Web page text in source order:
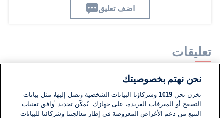
اضف تعليق
تعليقات
لا توجد تعليقات مكتوبة حتى الآن. كن الأول!
اكتب تعليقًا جديدًا ...
نحن نهتم بخصوصيتك
نخزن نحن1019 وشركاؤنا البيانات الشخصية ونصل إليها، مثل بيانات
التصفح أو المعرفات الفريدة، على جهازك. يُمكّن تحديد أوافق تقنيات
التتبع من دعم الأغراض المعروضة في إطار معالجتنا وشركائنا للبيانات